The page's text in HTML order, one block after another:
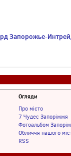
Запорожье-
Огляди
Про місто
7 Чудес Запоріжжя
Фотоальбом
Обличчя нашого
RSS